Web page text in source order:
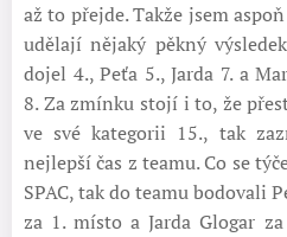
až to přejde. Takže jsem
udělají nějaký pěkný
dojel 4., Peťa 5., Jarda 7. a
8. Za zmínku stojí i to, že
ve své kategorii 15., tak
nejlepší čas z teamu. Co se
SPAC, tak do teamu bodovali
za 1. místo a Jarda Glogar